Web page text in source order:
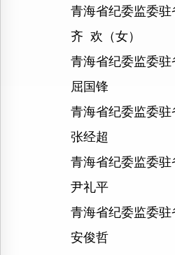
青海省纪委监委
齐 欢（女）
青海省纪委监委
屈国锋
青海省纪委监委
张经超
青海省纪委监委
尹礼平
青海省纪委监委
安俊哲